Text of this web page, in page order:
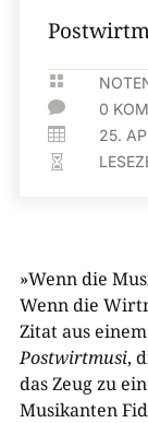

 0
 25.

»Wenn die
Wenn die
Zitat aus
Postwirtmusi,
das Zeug zu
Musikanten